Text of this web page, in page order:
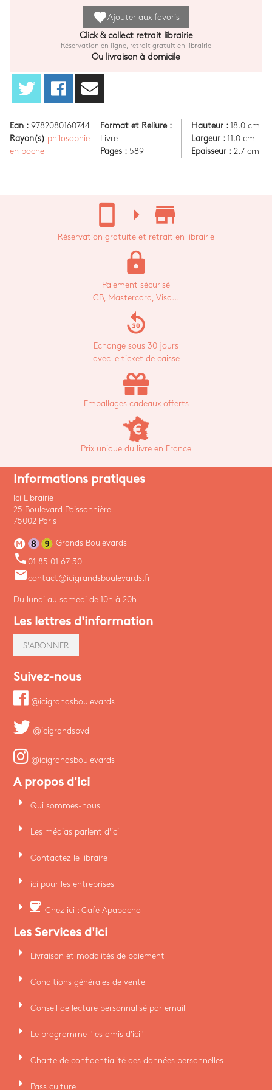
favoriteAjouter aux favoris
Click & collect retrait librairie
Réservation en ligne, retrait gratuit en librairie
Ou livraison à domicile
Ean : 9782080160744
Rayon(s) philosophie
en poche
Format et Reliure :
Livre
Pages : 589
Hauteur :18.0 cm
Largeur :11.0 cm
Epaisseur :2.7 cm
stay_current_portrait arrow_right store_mall_directory
Réservation gratuite et retrait en librairie
lock
Paiement sécurisé
CB, Mastercard, Visa...
replay_30
Echange sous 30 jours
avec le ticket de caisse
Emballages cadeaux offerts
Prix unique du livre en France
Informations pratiques
Ici Librairie
25 Boulevard Poissonnière
75002 Paris
Grands Boulevards
phone 01 85 01 67 30
emailcontact@icigrandsboulevards.fr
Du lundi au samedi de 10h à 20h
Les lettres d'information
S'ABONNER
Suivez-nous
@icigrandsboulevards
@icigrandsbvd
@icigrandsboulevards
A propos d'ici
arrow_right Qui sommes-nous
arrow_right Les médias parlent d'ici
arrow_right Contactez le libraire
arrow_right ici pour les entreprises
arrow_right coffee Chez ici : Café Apapacho
Les Services d'ici
arrow_right Livraison et modalités de paiement
arrow_right Conditions générales de vente
arrow_right Conseil de lecture personnalisé par email
arrow_right Le programme "les amis d'ici"
arrow_right Charte de confidentialité des données personnelles
arrow_right Pass culture